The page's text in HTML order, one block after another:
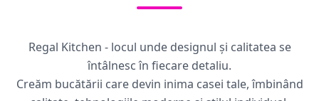
Regal Kitchen - locul unde designul și calitatea se
întâlnesc în fiecare detaliu.
Creăm bucătării care devin inima casei tale, îmbinând